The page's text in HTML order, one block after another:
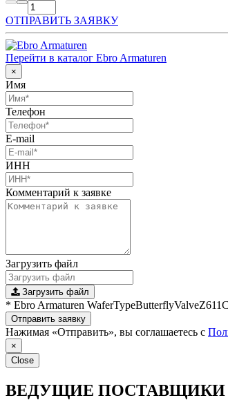
ОТПРАВИТЬ ЗАЯВКУ
Перейти в каталог Ebro Armaturen
×
Имя
Телефон
E-mail
ИНН
Комментарий к заявке
Загрузить файл
Загрузить файл
* Ebro Armaturen WaferTypeButterflyValveZ611C
Отправить заявку
Нажимая «Отправить», вы соглашаетесь с
×
Close
ВЕДУЩИЕ ПОСТАВЩИКИ